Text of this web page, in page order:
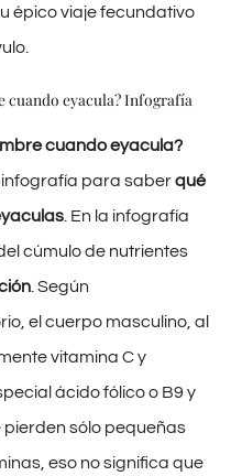
épico viaje fecundativo
cuando eyacula? Infografía
cuando eyacula?
infografía para saberqué
. En la infografía
cúmulo de nutrientes
. Según
el cuerpo masculino, al
vitamina C y
ácido fólico o B9 y
pierden sólo pequeñas
eso no significa que